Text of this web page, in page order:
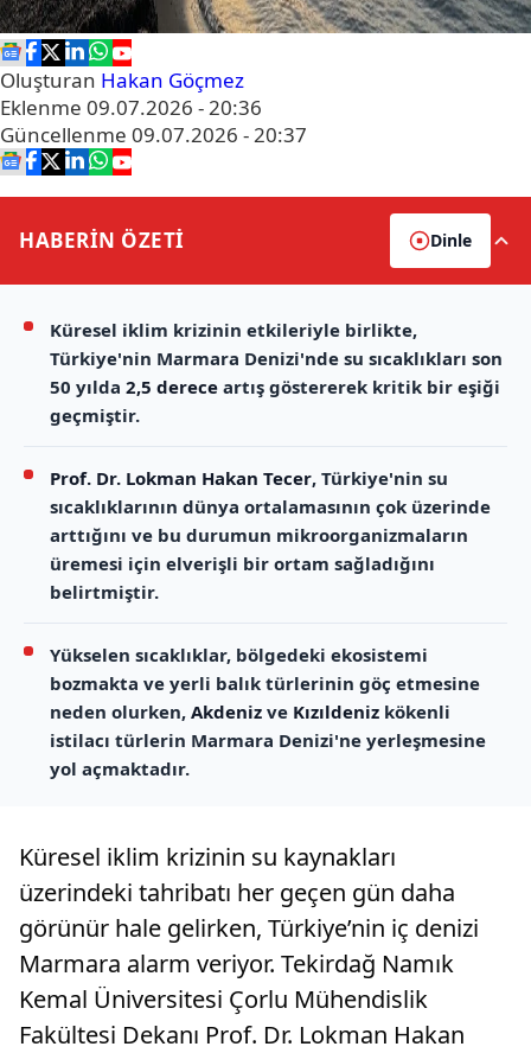
Oluşturan Hakan Göçmez
Eklenme 09.07.2026 - 20:36
Güncellenme 09.07.2026 - 20:37
HABERİN ÖZETİ Dinle
Küresel iklim krizinin etkileriyle birlikte,
Türkiye'nin Marmara Denizi'nde su sıcaklıkları son
50 yılda 2,5 derece artış göstererek kritik bir eşiği
geçmiştir.
Prof. Dr. Lokman Hakan Tecer, Türkiye'nin su
sıcaklıklarının dünya ortalamasının çok üzerinde
arttığını ve bu durumun mikroorganizmaların
üremesi için elverişli bir ortam sağladığını
belirtmiştir.
Yükselen sıcaklıklar, bölgedeki ekosistemi
bozmakta ve yerli balık türlerinin göç etmesine
neden olurken, Akdeniz ve Kızıldeniz kökenli
istilacı türlerin Marmara Denizi'ne yerleşmesine
yol açmaktadır.
Küresel iklim krizinin su kaynakları
üzerindeki tahribatı her geçen gün daha
görünür hale gelirken, Türkiye’nin iç denizi
Marmara alarm veriyor. Tekirdağ Namık
Kemal Üniversitesi Çorlu Mühendislik
Fakültesi Dekanı Prof. Dr. Lokman Hakan